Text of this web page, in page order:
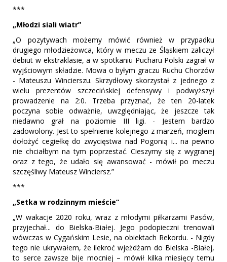
***
„Młodzi siali wiatr”
„O pozytywach możemy mówić również w przypadku
drugiego młodzieżowca, który w meczu ze Śląskiem zaliczył
debiut w ekstraklasie, a w spotkaniu Pucharu Polski zagrał w
wyjściowym składzie. Mowa o byłym graczu Ruchu Chorzów
- Mateuszu Wincierszu. Skrzydłowy skorzystał z jednego z
wielu prezentów szczecińskiej defensywy i podwyższył
prowadzenie na 2:0. Trzeba przyznać, że ten 20-latek
poczyna sobie odważnie, uwzględniając, że jeszcze tak
niedawno grał na poziomie III ligi. - Jestem bardzo
zadowolony. Jest to spełnienie kolejnego z marzeń, mogłem
dołożyć cegiełkę do zwycięstwa nad Pogonią i... na pewno
nie chciałbym na tym poprzestać. Cieszymy się z wygranej
oraz z tego, że udało się awansować - mówił po meczu
szczęśliwy Mateusz Winciersz.”
***
„Setka w rodzinnym mieście”
„W wakacje 2020 roku, wraz z młodymi piłkarzami Pasów,
przyjechał... do Bielska-Białej. Jego podopieczni trenowali
wówczas w Cygańskim Lesie, na obiektach Rekordu. - Nigdy
tego nie ukrywałem, że ilekroć wjeżdżam do Bielska -Białej,
to serce zawsze bije mocniej – mówił kilka miesięcy temu